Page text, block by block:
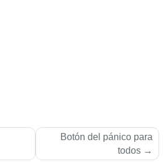
Botón del pánico para
todos